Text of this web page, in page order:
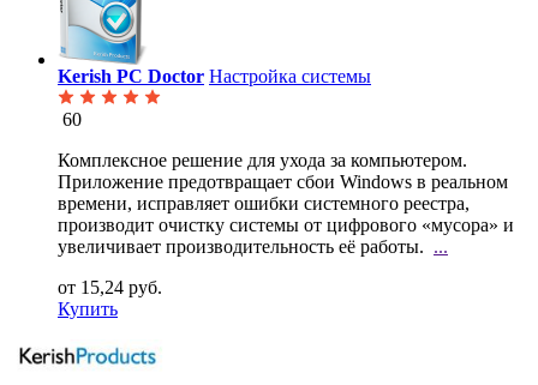
Kerish PC Doctor Настройка системы
60
Комплексное решение для ухода за компьютером.
Приложение предотвращает сбои Windows в реальном
времени, исправляет ошибки системного реестра,
производит очистку системы от цифрового «мусора» и
увеличивает производительность её работы. ...
от 15,24 руб.
Купить